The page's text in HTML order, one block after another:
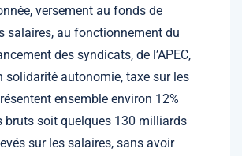
versement au fonds de
salaires, au fonctionnement du
des syndicats, de l’APEC,
solidarité autonomie, taxe sur les
ensemble environ 12%
bruts soit quelques 130 milliards
sur les salaires, sans avoir